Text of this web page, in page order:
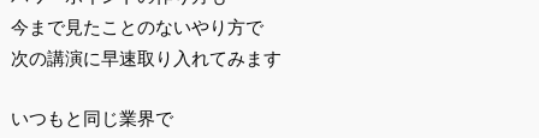
今まで見たことのないやり方で
次の講演に早速取り入れてみます
いつもと同じ業界で